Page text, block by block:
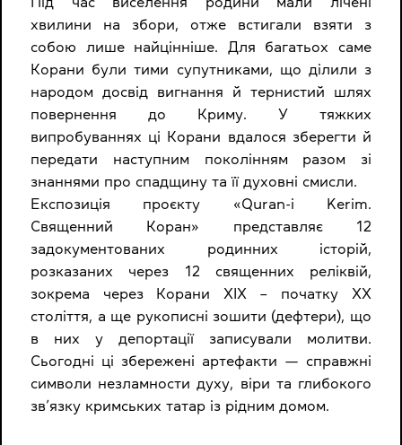
хвилини на збори, отже встигали взяти з
собою лише найцінніше. Для багатьох саме
Корани були тими супутниками, що ділили з
народом досвід вигнання й тернистий шлях
повернення до Криму. У тяжких
випробуваннях ці Корани вдалося зберегти й
передати наступним поколінням разом зі
знаннями про спадщину та її духовні смисли.
Експозиція проєкту «Quran-i Kerim.
Священний Коран» представляє 12
задокументованих родинних історій,
розказаних через 12 священних реліквій,
зокрема через Корани XIX – початку XX
століття, а ще рукописні зошити (дефтери), що
в них у депортації записували молитви.
Сьогодні ці збережені артефакти — справжні
символи незламности духу, віри та глибокого
зв’язку кримських татар із рідним домом.